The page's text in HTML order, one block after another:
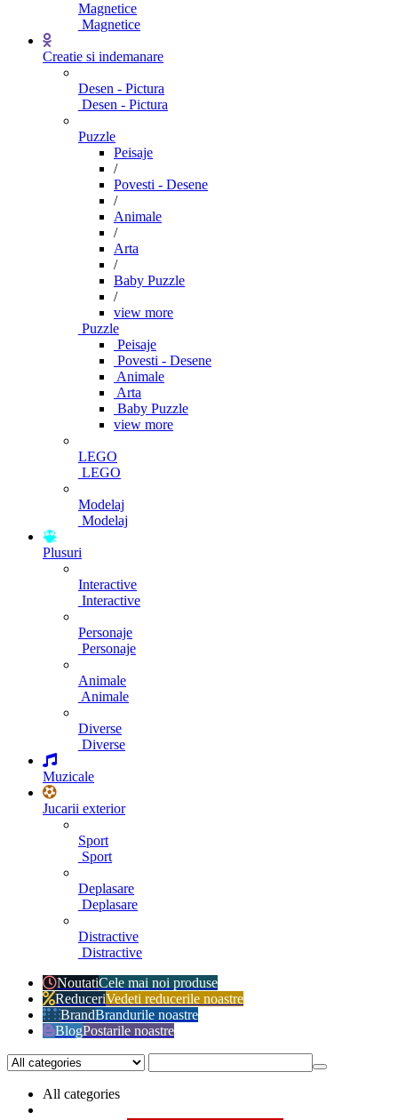
Magnetice
Magnetice
Creatie si indemanare
Desen - Pictura
Desen - Pictura
Puzzle
Peisaje
/
Povesti - Desene
/
Animale
/
Arta
/
Baby Puzzle
/
view more
Puzzle
Peisaje
Povesti - Desene
Animale
Arta
Baby Puzzle
view more
LEGO
LEGO
Modelaj
Modelaj
Plusuri
Interactive
Interactive
Personaje
Personaje
Animale
Animale
Diverse
Diverse
Muzicale
Jucarii exterior
Sport
Sport
Deplasare
Deplasare
Distractive
Distractive
NoutatiCele mai noi produse
ReduceriVedeti reducerile noastre
BrandBrandurile noastre
BlogPostarile noastre
All categories